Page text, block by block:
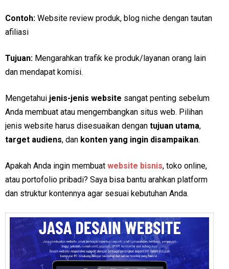
Contoh: Website review produk, blog niche dengan tautan
afiliasi
Tujuan: Mengarahkan trafik ke produk/layanan orang lain
dan mendapat komisi.
Mengetahui jenis-jenis website sangat penting sebelum
Anda membuat atau mengembangkan situs web. Pilihan
jenis website harus disesuaikan dengan tujuan utama,
target audiens, dan konten yang ingin disampaikan.
Apakah Anda ingin membuat website bisnis, toko online,
atau portofolio pribadi? Saya bisa bantu arahkan platform
dan struktur kontennya agar sesuai kebutuhan Anda.